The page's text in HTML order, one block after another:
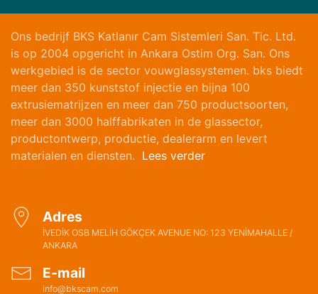
Ons bedrijf BKS Katlanır Cam Sistemleri San. Tic. Ltd.
is op 2004 opgericht in Ankara Ostim Org. San. Ons
werkgebied is de sector vouwglassystemen. bks biedt
meer dan 350 kunststof injectie en bijna 100
extrusiematrijzen en meer dan 750 productsoorten,
meer dan 3000 halffabrikaten in de glassector,
productontwerp, productie, dealerarm en levert
materialen en diensten. Lees verder
Adres
İVEDİK OSB MELİH GÖKÇEK AVENUE NO: 123 YENİMAHALLE /
ANKARA
E-mail
info@bkscam.com